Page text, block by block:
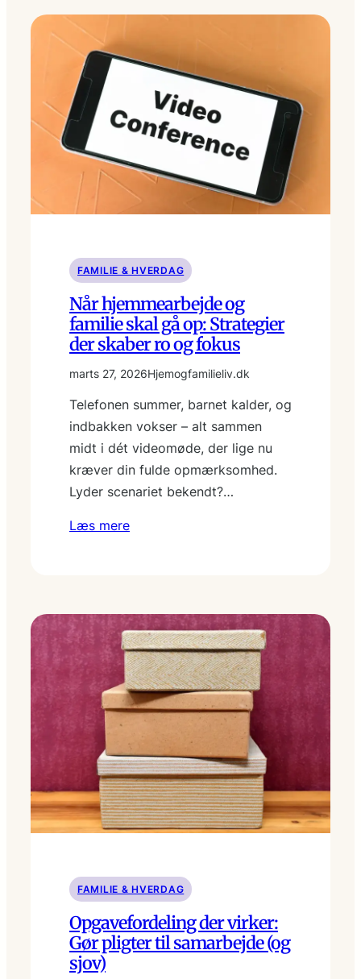
FAMILIE & HVERDAG
Når hjemmearbejde og
familie skal gå op: Strategier
der skaber ro og fokus
marts 27, 2026Hjemogfamilieliv.dk
Telefonen summer, barnet kalder, og
indbakken vokser – alt sammen
midt i dét videomøde, der lige nu
kræver din fulde opmærksomhed.
Lyder scenariet bekendt?…
Læs mere
FAMILIE & HVERDAG
Opgavefordeling der virker:
Gør pligter til samarbejde (og
sjov)